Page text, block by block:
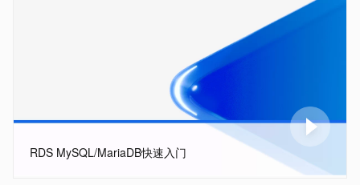
RDS MySQL/MariaDB快速入门